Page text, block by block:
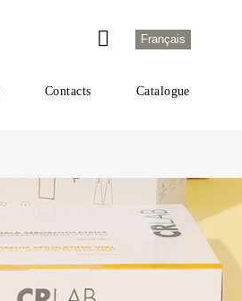
Français
Contacts Catalogue